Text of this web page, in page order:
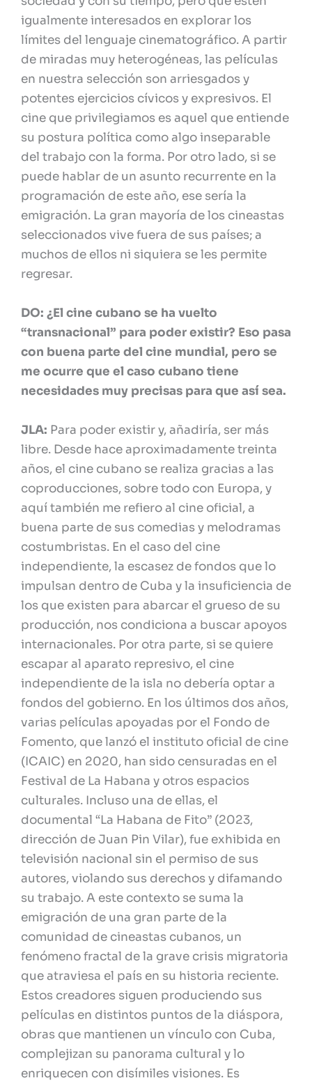
igualmente interesados en explorar los
límites del lenguaje cinematográfico. A partir
de miradas muy heterogéneas, las películas
en nuestra selección son arriesgados y
potentes ejercicios cívicos y expresivos. El
cine que privilegiamos es aquel que entiende
su postura política como algo inseparable
del trabajo con la forma. Por otro lado, si se
puede hablar de un asunto recurrente en la
programación de este año, ese sería la
emigración. La gran mayoría de los cineastas
seleccionados vive fuera de sus países; a
muchos de ellos ni siquiera se les permite
regresar.
DO: ¿El cine cubano se ha vuelto
“transnacional” para poder existir? Eso pasa
con buena parte del cine mundial, pero se
me ocurre que el caso cubano tiene
necesidades muy precisas para que así sea.
JLA: Para poder existir y, añadiría, ser más
libre. Desde hace aproximadamente treinta
años, el cine cubano se realiza gracias a las
coproducciones, sobre todo con Europa, y
aquí también me refiero al cine oficial, a
buena parte de sus comedias y melodramas
costumbristas. En el caso del cine
independiente, la escasez de fondos que lo
impulsan dentro de Cuba y la insuficiencia de
los que existen para abarcar el grueso de su
producción, nos condiciona a buscar apoyos
internacionales. Por otra parte, si se quiere
escapar al aparato represivo, el cine
independiente de la isla no debería optar a
fondos del gobierno. En los últimos dos años,
varias películas apoyadas por el Fondo de
Fomento, que lanzó el instituto oficial de cine
(ICAIC) en 2020, han sido censuradas en el
Festival de La Habana y otros espacios
culturales. Incluso una de ellas, el
documental “La Habana de Fito” (2023,
dirección de Juan Pin Vilar), fue exhibida en
televisión nacional sin el permiso de sus
autores, violando sus derechos y difamando
su trabajo. A este contexto se suma la
emigración de una gran parte de la
comunidad de cineastas cubanos, un
fenómeno fractal de la grave crisis migratoria
que atraviesa el país en su historia reciente.
Estos creadores siguen produciendo sus
películas en distintos puntos de la diáspora,
obras que mantienen un vínculo con Cuba,
complejizan su panorama cultural y lo
enriquecen con disímiles visiones. Es